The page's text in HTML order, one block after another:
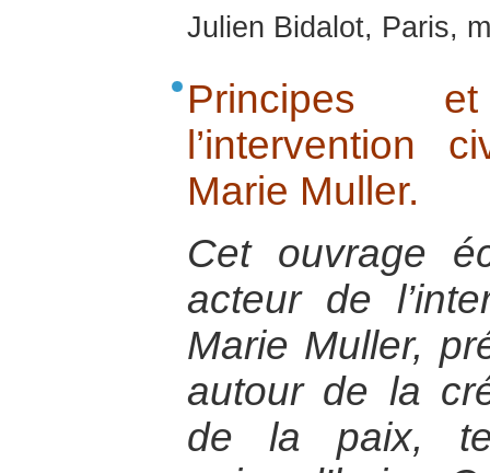
Julien Bidalot, Paris,
Principes
l’intervention
Marie Muller.
Cet ouvrage
acteur de
Marie Muller,
autour de la
de la paix,